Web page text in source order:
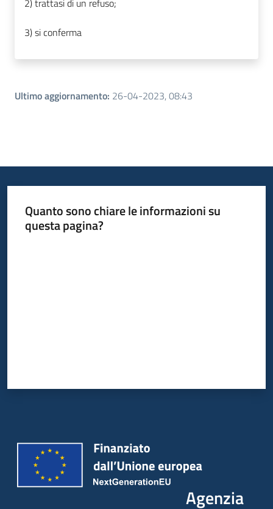
2) trattasi di un refuso;
3) si conferma
Ultimo aggiornamento: 26-04-2023, 08:43
Quanto sono chiare le informazioni su
questa pagina?
Agenzia